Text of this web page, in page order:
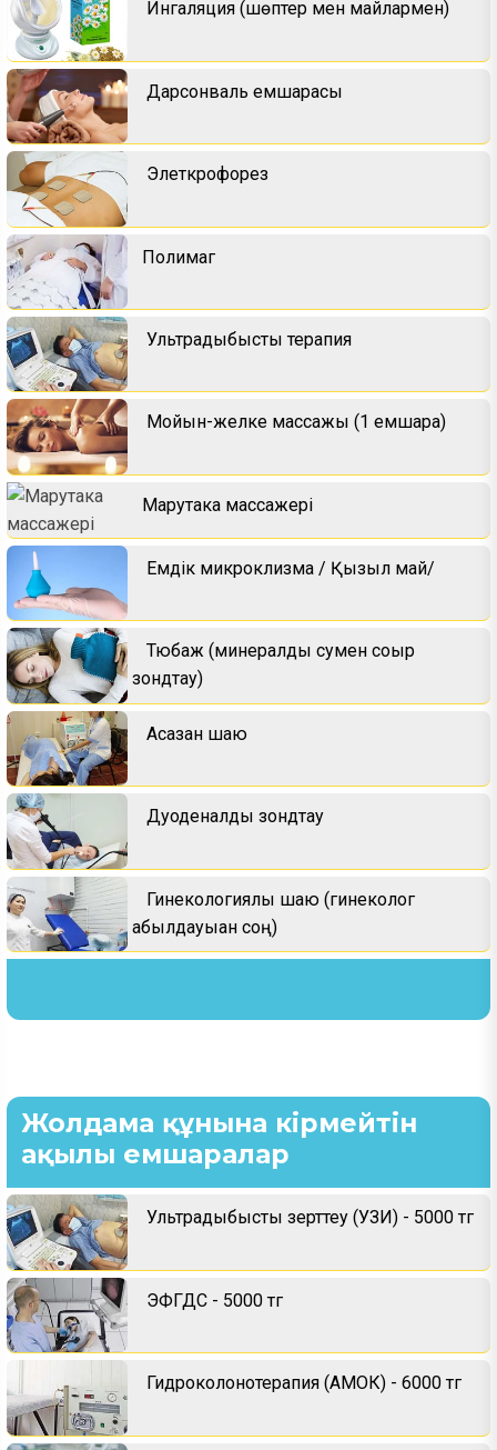
Ингаляция (шөптер мен майлармен)
Дарсонваль емшарасы
Элеткрофорез
Полимаг
Ультрадыбыстық терапия
Мойын-желке массажы (1 емшара)
Марутака массажері
Емдік микроклизма / Қызыл май/
Тюбаж (минералды сумен соқыр
зондтау)
Асқазан шаю
Дуоденалды зондтау
Гинекологиялық шаю (гинеколог
қабылдауыан соң)
Жолдама құнына кірмейтін
ақылы емшаралар
Ультрадыбыстық зерттеу (УЗИ) - 5000 тг
ЭФГДС - 5000 тг
Гидроколонотерапия (АМОК) - 6000 тг